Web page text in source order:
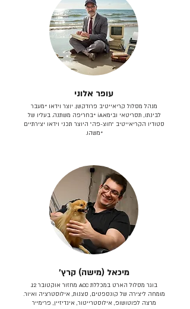
עופר אלוני
מנהל מסלול קריאייטיב פרודקשן. יוצר וידאו *מעבר
לבינתו, תסריטאי וב​ימאiA‎ *בחריפה משתנה. בעליו של
סטודיו הקריאייטיב ״חוצ-פה״ היוצר תכני וידאו יצירתיים
*משהו.
מיכאל (מישה) קרץ׳
בוגר מסלול הארט במכללת ACC מחזור אוקטובר 12.
מומחה ליצירה של קונספטים, סצנות, אילוסטרציה ואיור.
מרצה לפוטושופ, אילוסטרייטור, אינדיזיין, פרימייר